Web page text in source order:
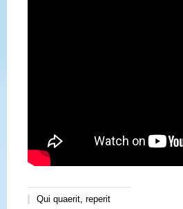
Qui quaerit, reperit